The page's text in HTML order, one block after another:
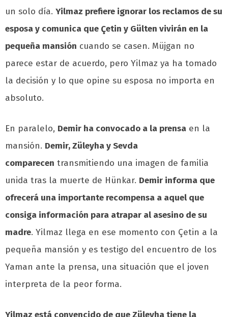
un solo día. Yilmaz prefiere ignorar los reclamos de su
esposa y comunica que Çetin y Gülten vivirán en la
pequeña mansión cuando se casen. Müjgan no
parece estar de acuerdo, pero Yilmaz ya ha tomado
la decisión y lo que opine su esposa no importa en
absoluto.
En paralelo, Demir ha convocado a la prensa en la
mansión. Demir, Züleyha y Sevda
comparecen transmitiendo una imagen de familia
unida tras la muerte de Hünkar. Demir informa que
ofrecerá una importante recompensa a aquel que
consiga información para atrapar al asesino de su
madre. Yilmaz llega en ese momento con Çetin a la
pequeña mansión y es testigo del encuentro de los
Yaman ante la prensa, una situación que el joven
interpreta de la peor forma.
Yilmaz está convencido de que Züleyha tiene la